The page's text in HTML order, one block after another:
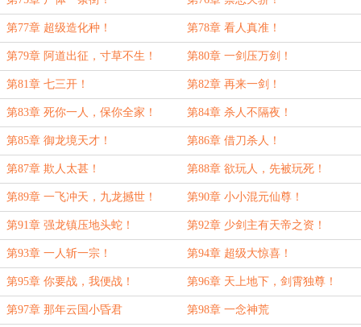
第77章 超级造化种！ 第78章 看人真准！
第79章 阿道出征，寸草不生！ 第80章 一剑压万剑！
第81章 七三开！ 第82章 再来一剑！
第83章 死你一人，保你全家！ 第84章 杀人不隔夜！
第85章 御龙境天才！ 第86章 借刀杀人！
第87章 欺人太甚！ 第88章 欲玩人，先被玩死！
第89章 一飞冲天，九龙撼世！ 第90章 小小混元仙尊！
第91章 强龙镇压地头蛇！ 第92章 少剑主有天帝之资！
第93章 一人斩一宗！ 第94章 超级大惊喜！
第95章 你要战，我便战！ 第96章 天上地下，剑霄独尊！
第97章 那年云国小昏君 第98章 一念神荒